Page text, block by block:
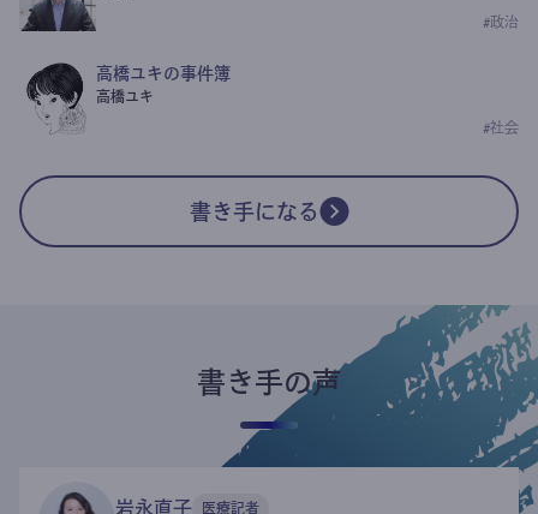
#政治
高橋ユキの事件簿
高橋ユキ
#社会
書き手になる
書き手の声
岩永直子 医療記者